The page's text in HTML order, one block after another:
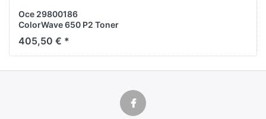
Oce 29800186
ColorWave 650 P2 Toner
Pearls Black Multipack,
4x 500g, Poster Printer
405,50 € *